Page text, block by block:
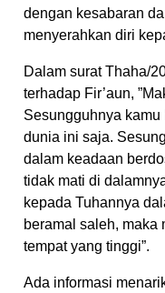
dengan kesabaran
menyerahkan diri
Dalam surat Thaha/
terhadap Fir’aun,
Sesungguhnya
dunia ini saja.
dalam keadaan
tidak mati di
kepada Tuhannya
beramal saleh, maka
tempat yang tinggi”.
Ada informasi